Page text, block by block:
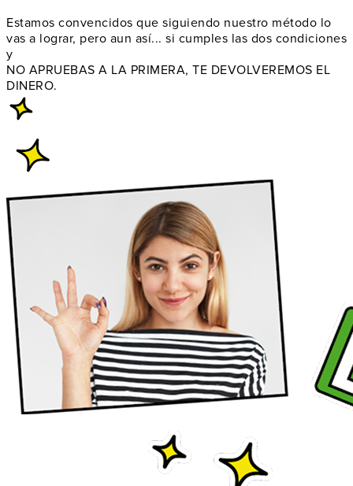
Estamos convencidos que siguiendo nuestro método lo
vas a lograr, pero aun así... si cumples las dos condiciones
y
NO APRUEBAS A LA PRIMERA, TE DEVOLVEREMOS EL
DINERO.